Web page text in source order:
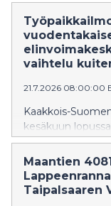
vaihtelu
21.7.2026 08:00:00
Kaakkois-
kesäkuun
Maakunnittain
henkilöä,
14 529 henkilöä.
kokoaikaisesti
Maantien
Taipalsaaren